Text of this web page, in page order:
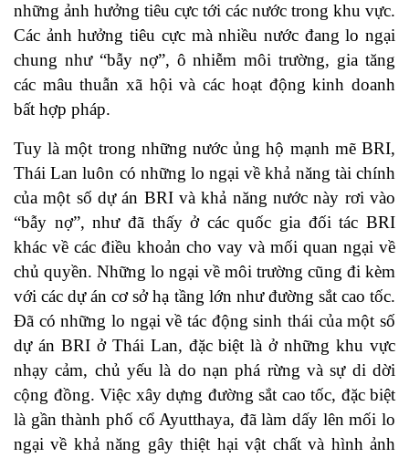
những ảnh hưởng tiêu cực tới các nước trong khu vực.
Các ảnh hưởng tiêu cực mà nhiều nước đang lo ngại
chung như “bẫy nợ”, ô nhiễm môi trường, gia tăng
các mâu thuẫn xã hội và các hoạt động kinh doanh
bất hợp pháp.
Tuy là một trong những nước ủng hộ mạnh mẽ BRI,
Thái Lan luôn có những lo ngại về khả năng tài chính
của một số dự án BRI và khả năng nước này rơi vào
“bẫy nợ”, như đã thấy ở các quốc gia đối tác BRI
khác về các điều khoản cho vay và mối quan ngại về
chủ quyền. Những lo ngại về môi trường cũng đi kèm
với các dự án cơ sở hạ tầng lớn như đường sắt cao tốc.
Đã có những lo ngại về tác động sinh thái của một số
dự án BRI ở Thái Lan, đặc biệt là ở những khu vực
nhạy cảm, chủ yếu là do nạn phá rừng và sự di dời
cộng đồng. Việc xây dựng đường sắt cao tốc, đặc biệt
là gần thành phố cổ Ayutthaya, đã làm dấy lên mối lo
ngại về khả năng gây thiệt hại vật chất và hình ảnh